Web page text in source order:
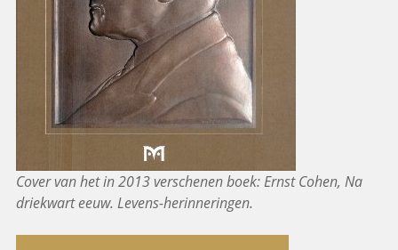
Cover van het in 2013 verschenen boek: Ernst Cohen, Na
driekwart eeuw. Levens-herinneringen.